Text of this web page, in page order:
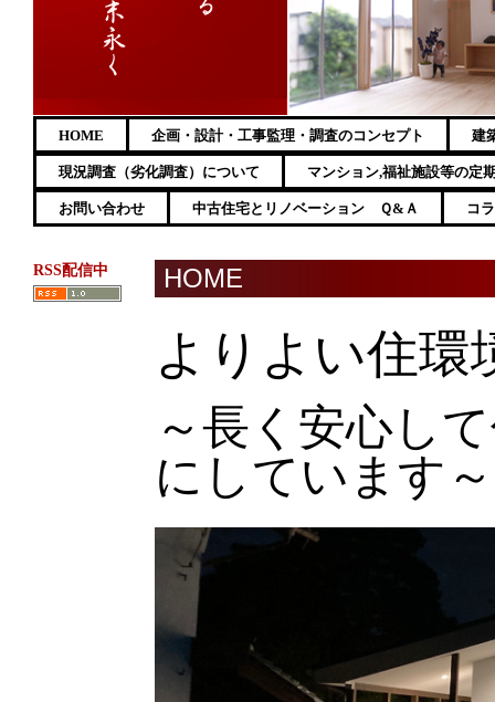
HOME 企画・設計・工事監理・調査のコンセプト 建
現況調査（劣化調査）について マンション,福祉施設等の定
お問い合わせ 中古住宅とリノベーション Ｑ&Ａ コ
RSS配信中 HOME
よりよい住環
～長く安心し
にしています～